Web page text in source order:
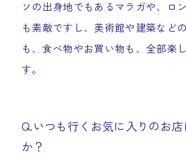
ソの出身地でもあるマラガや、ロ
も素敵ですし、美術館や建築など
も、食べ物やお買い物も、全部楽
す。
Q.いつも行くお気に入りのお
か？